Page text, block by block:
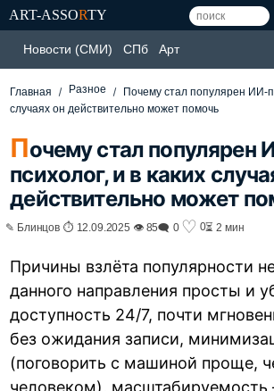
ART-ASSORTY
Новости (СМИ) СПб Арт
Главная Разное
Почему стал популярен ИИ-
случаях он действительно может помочь
Почему стал популярен
психолог, и в каких
действительно может
✎ Блинцов ⏱ 12.09.2025 👁 85🗨 0 ♡ 0⏳ 2 мин
Причины взлёта популярности
данного направления просты и
доступность 24/7, почти
без ожидания записи,
(поговорить с машиной проще,
человеком),